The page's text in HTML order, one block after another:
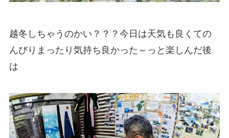
越冬しちゃうのかい？？？今日は天気も良くての
んびりまったり気持ち良かった～っと楽しんだ後
は